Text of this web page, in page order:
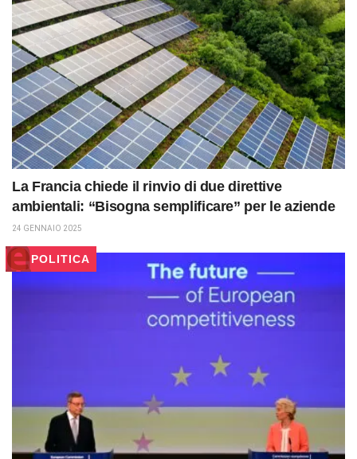
La Francia chiede il rinvio di due direttive
ambientali: “Bisogna semplificare” per le aziende
24 GENNAIO 2025
POLITICA